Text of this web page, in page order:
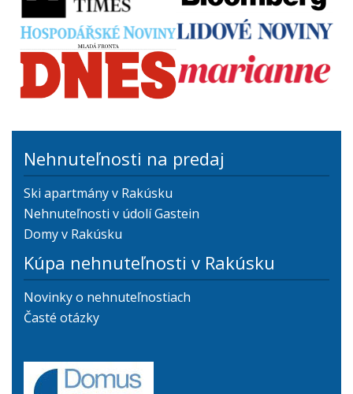
Nehnuteľnosti na predaj
Ski apartmány v Rakúsku
Nehnuteľnosti v údolí Gastein
Domy v Rakúsku
Kúpa nehnuteľnosti v Rakúsku
Novinky o nehnuteľnostiach
Časté otázky